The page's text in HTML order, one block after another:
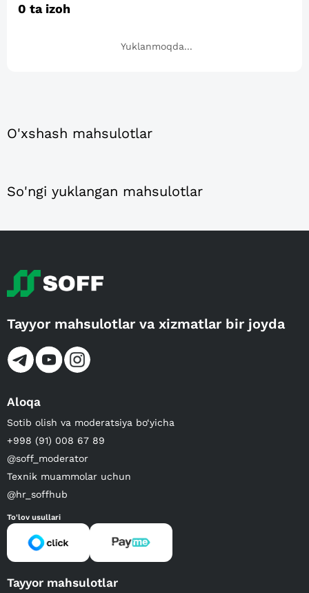
0 ta izoh
Yuklanmoqda...
O'xshash mahsulotlar
So'ngi yuklangan mahsulotlar
Tayyor mahsulotlar va xizmatlar bir joyda
Aloqa
Sotib olish va moderatsiya bo‘yicha
+998 (91) 008 67 89
@soff_moderator
Texnik muammolar uchun
@hr_soffhub
To'lov usullari
Tayyor mahsulotlar